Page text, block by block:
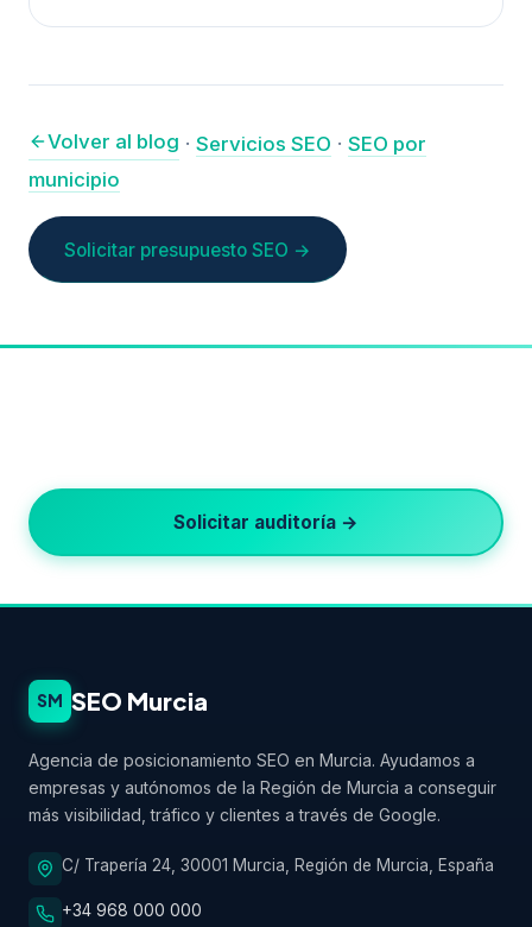
Volver al blog · Servicios SEO · SEO por
municipio
Solicitar presupuesto SEO →
Solicitar auditoría →
SM SEO Murcia
Agencia de posicionamiento SEO en Murcia. Ayudamos a
empresas y autónomos de la Región de Murcia a conseguir
más visibilidad, tráfico y clientes a través de Google.
C/ Trapería 24, 30001 Murcia, Región de Murcia, España
+34 968 000 000